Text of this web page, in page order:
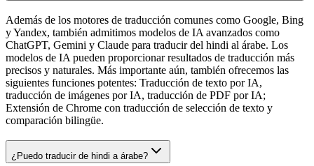
Además de los motores de traducción comunes como Google, Bing
y Yandex, también admitimos modelos de IA avanzados como
ChatGPT, Gemini y Claude para traducir del hindi al árabe. Los
modelos de IA pueden proporcionar resultados de traducción más
precisos y naturales. Más importante aún, también ofrecemos las
siguientes funciones potentes: Traducción de texto por IA,
traducción de imágenes por IA, traducción de PDF por IA;
Extensión de Chrome con traducción de selección de texto y
comparación bilingüe.
¿Puedo traducir de hindi a árabe?